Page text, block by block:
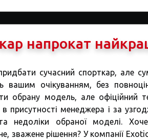
напрокат
сучасний спорткар, але
вашим очікуванням, без
обрану модель, але офіційний
в присутності менеджера і за
недоліки обраної моделі.
зважене рішення? У компанії